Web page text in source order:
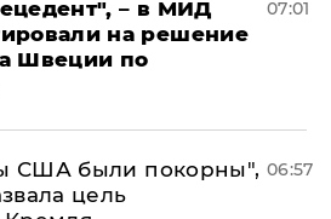
– в МИД
на решение
Швеции по
07:01
США были покорны",
цель
06:57